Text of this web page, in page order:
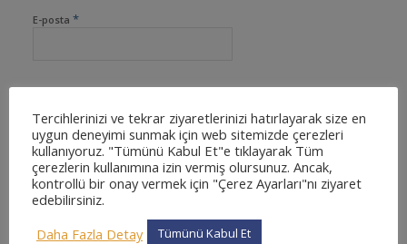
E-posta *
Tercihlerinizi ve tekrar ziyaretlerinizi hatırlayarak size en
uygun deneyimi sunmak için web sitemizde çerezleri
kullanıyoruz. "Tümünü Kabul Et"e tıklayarak Tüm
çerezlerin kullanımına izin vermiş olursunuz. Ancak,
kontrollü bir onay vermek için "Çerez Ayarları"nı ziyaret
edebilirsiniz.
Daha Fazla Detay
Tümünü Kabul Et